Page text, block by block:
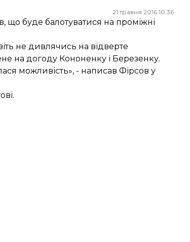
21 травня 2016 10:36
буде балотуватися на проміжні
не дивлячись на відверте
на догоду Кононенку і Березенку.
можливість», - написав Фірсов у